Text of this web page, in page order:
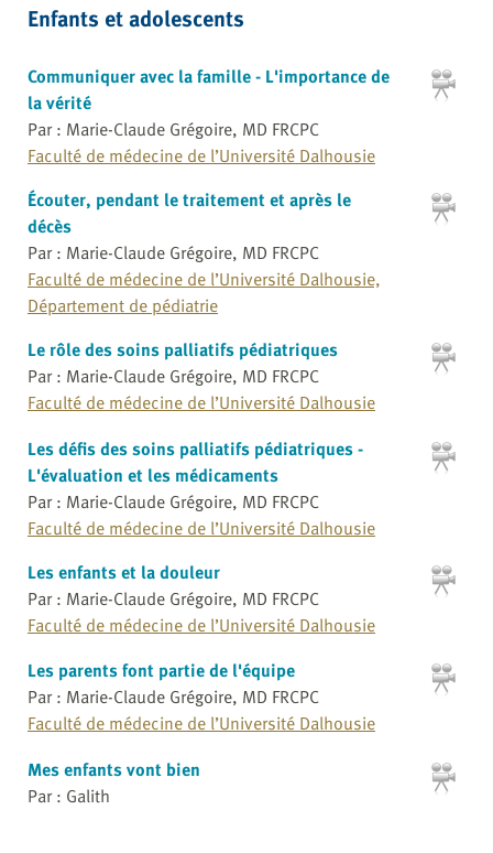
Enfants et adolescents
Communiquer avec la famille - L'importance de
la vérité
Par : Marie-Claude Grégoire, MD FRCPC
Faculté de médecine de l’Université Dalhousie
Écouter, pendant le traitement et après le
décès
Par : Marie-Claude Grégoire, MD FRCPC
Faculté de médecine de l’Université Dalhousie,
Département de pédiatrie
Le rôle des soins palliatifs pédiatriques
Par : Marie-Claude Grégoire, MD FRCPC
Faculté de médecine de l’Université Dalhousie
Les défis des soins palliatifs pédiatriques -
L'évaluation et les médicaments
Par : Marie-Claude Grégoire, MD FRCPC
Faculté de médecine de l’Université Dalhousie
Les enfants et la douleur
Par : Marie-Claude Grégoire, MD FRCPC
Faculté de médecine de l’Université Dalhousie
Les parents font partie de l'équipe
Par : Marie-Claude Grégoire, MD FRCPC
Faculté de médecine de l’Université Dalhousie
Mes enfants vont bien
Par : Galith